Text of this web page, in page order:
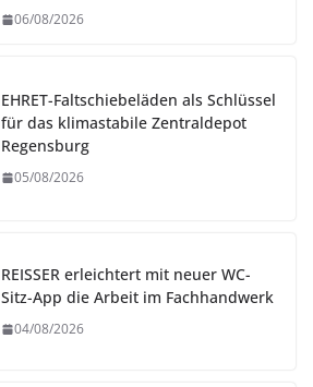
06/08/2026
EHRET-Faltschiebeläden als Schlüssel
für das klimastabile Zentraldepot
Regensburg
05/08/2026
REISSER erleichtert mit neuer WC-
Sitz-App die Arbeit im Fachhandwerk
04/08/2026